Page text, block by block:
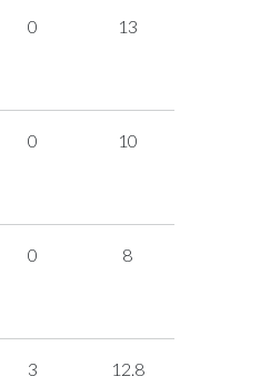
0 13
0 10
0 8
3 12.8